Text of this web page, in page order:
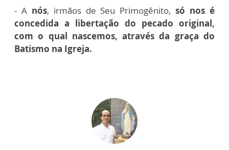
- Anós, irmãos de Seu Primogênito,só nos é
concedida a libertação do pecado original,
com o qual nascemos, através da graça do
Batismo na Igreja.